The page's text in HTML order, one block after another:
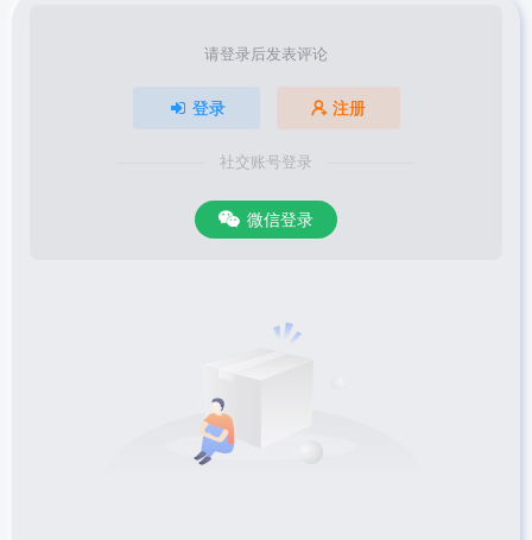
请登录后发表评论
登录 注册
社交账号登录
微信登录